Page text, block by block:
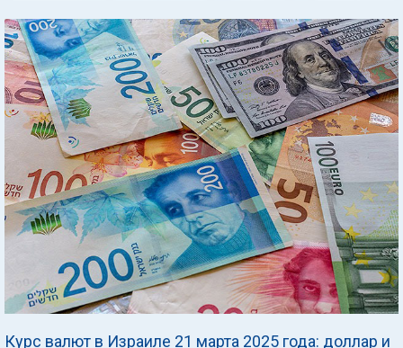
Курс валют в Израиле 21 марта 2025 года: доллар и